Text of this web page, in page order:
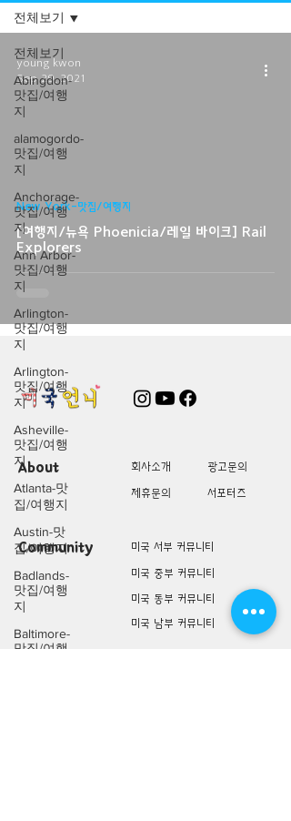
전체보기
Abingdon-
맛집/여행
지
alamogordo-
맛집/여행
지
Anchorage-
맛집/여행
지
Ann Arbor-
맛집/여행
지
Arlington-
맛집/여행
지
Arlington-
맛집/여행
지
Asheville-
맛집/여행
지
Atlanta-맛
집/여행지
Austin-맛
집/여행지
Badlands-
맛집/여행
지
Baltimore-
맛집/여행
전체보기
[여행지/뉴욕 Phoenicia/레일 바이크] Rail
Explorers
New York-맛집/여행지
young kwon
Sep 29, 2021
About 회사소개
광고문의
제휴문의
서포터즈
Community
미국 서부 커뮤니티
미국 중부 커뮤니티
미국 동부 커뮤니티
미국 남부 커뮤니티